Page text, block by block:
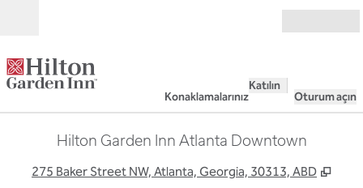
Konaklamalarınız
Katılın
Oturum açın
Hilton Garden Inn Atlanta Downtown
275 Baker Street NW, Atlanta, Georgia, 30313, ABD ,